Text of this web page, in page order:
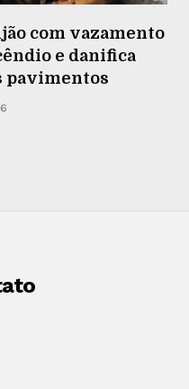
com vazamento
e danifica
pavimentos